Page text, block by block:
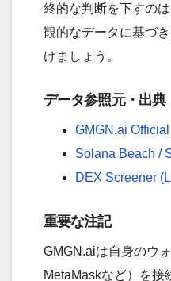
終的な判断を下すの
観的なデータに基づ
けましょう。
データ参照元・出典
GMGN.ai
Solana Beach /
DEX Screener
重要な注記
GMGN.aiは自身のウ
MetaMaskなど）を接